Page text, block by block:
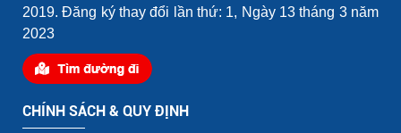
2019. Đăng ký thay đổi lần thứ: 1, Ngày 13 tháng 3 năm
2023
CHÍNH SÁCH & QUY ĐỊNH